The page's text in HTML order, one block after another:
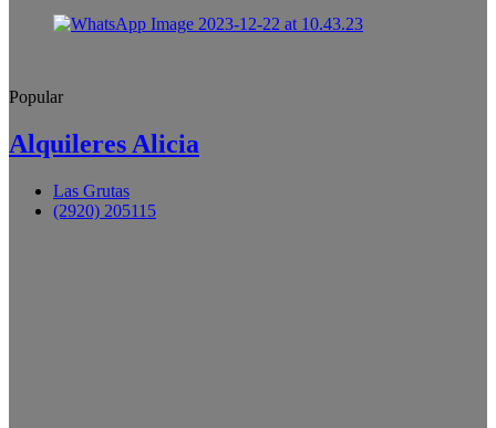
Popular
Alquileres Alicia
Las Grutas
(2920) 205115